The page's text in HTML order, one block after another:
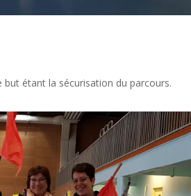
but étant la sécurisation du parcours.